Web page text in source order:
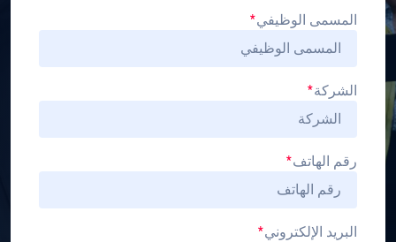
المسمى الوظيفي*
الشركة*
رقم الهاتف*
البريد الإلكتروني*